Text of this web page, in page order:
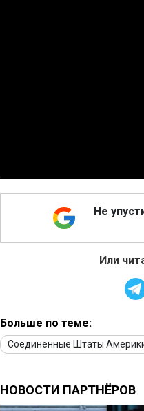
Не
Или
Больше по теме:
Соединенные Штаты